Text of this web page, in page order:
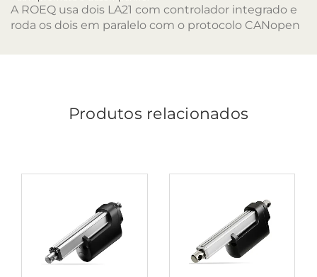
A ROEQ usa dois LA21 com controlador integrado e
roda os dois em paralelo com o protocolo CANopen
Produtos relacionados